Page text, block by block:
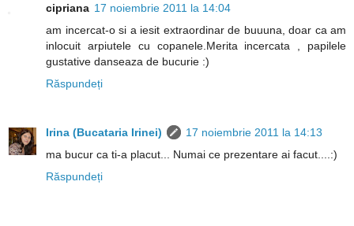
cipriana 17 noiembrie 2011 la 14:04
am incercat-o si a iesit extraordinar de buuuna, doar ca am
inlocuit arpiutele cu copanele.Merita incercata , papilele
gustative danseaza de bucurie :)
Răspundeți
Irina (Bucataria Irinei)
17 noiembrie 2011 la 14:13
ma bucur ca ti-a placut... Numai ce prezentare ai facut....:)
Răspundeți